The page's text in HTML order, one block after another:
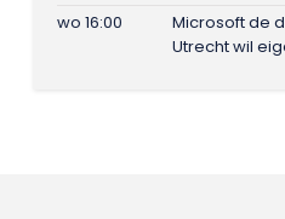
wo 16:00
Microsoft de
Utrecht wil